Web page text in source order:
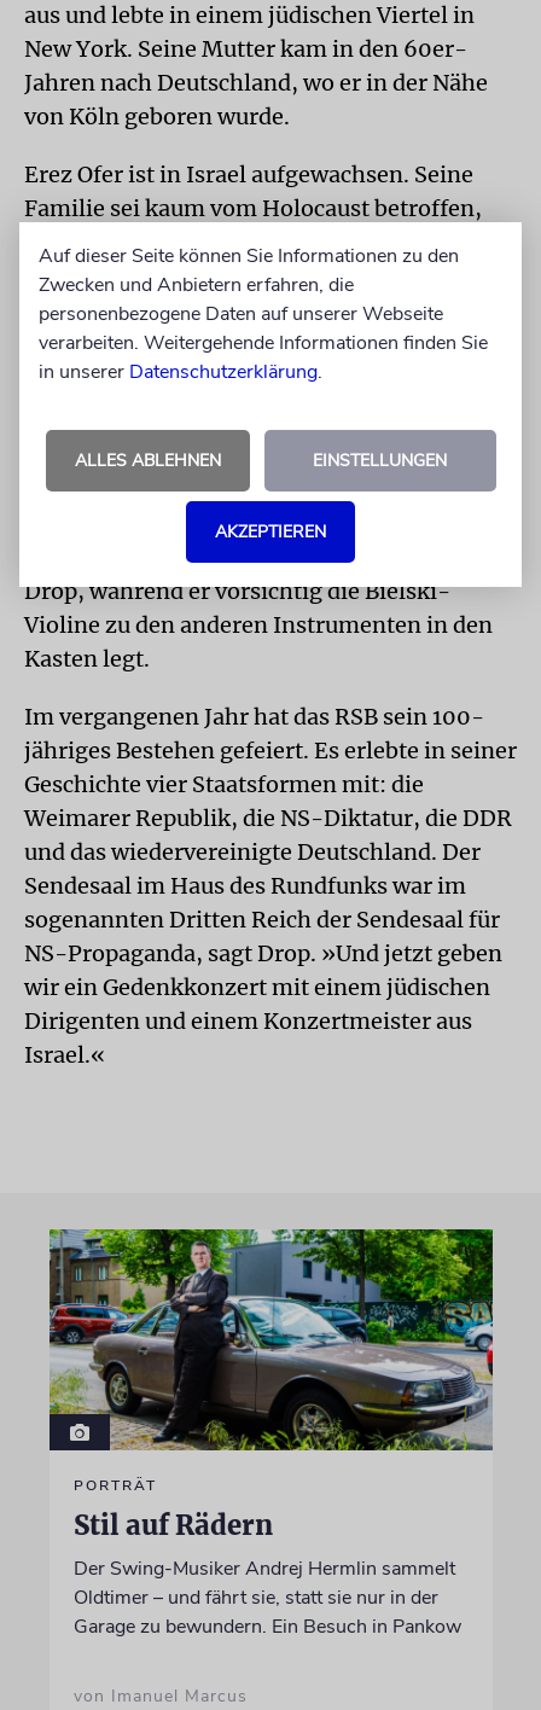
aus und lebte in einem jüdischen Viertel in
New York. Seine Mutter kam in den 60er-
Jahren nach Deutschland, wo er in der Nähe
von Köln geboren wurde.
Erez Ofer ist in Israel aufgewachsen. Seine
Familie sei kaum vom Holocaust betroffen,
sagt er. »Aber meine Geigenlehrerin, Ilona
Feher, hat das Konzentrationslager überlebt.
Ihre blau eintätowierte Nummer am Arm
konnte ich oft sehen.«
Die Musiker des RSB sind sich darin einig,
dass sie die Erinnerungskultur mit diesem
Konzert unterstützen. »Es erfüllt mich mit
Stolz, dieses Konzert mitzugestalten«, sagt
Drop, während er vorsichtig die Bielski-
Violine zu den anderen Instrumenten in den
Kasten legt.
Im vergangenen Jahr hat das RSB sein 100-
jähriges Bestehen gefeiert. Es erlebte in seiner
Geschichte vier Staatsformen mit: die
Weimarer Republik, die NS-Diktatur, die DDR
und das wiedervereinigte Deutschland. Der
Sendesaal im Haus des Rundfunks war im
sogenannten Dritten Reich der Sendesaal für
NS-Propaganda, sagt Drop. »Und jetzt geben
wir ein Gedenkkonzert mit einem jüdischen
Dirigenten und einem Konzertmeister aus
Israel.«
PORTRÄT
Stil auf Rädern
Der Swing-Musiker Andrej Hermlin sammelt
Oldtimer – und fährt sie, statt sie nur in der
Garage zu bewundern. Ein Besuch in Pankow
von Imanuel Marcus
Auf dieser Seite können Sie Informationen zu den
Zwecken und Anbietern erfahren, die
personenbezogene Daten auf unserer Webseite
verarbeiten. Weitergehende Informationen finden Sie
in unserer Datenschutzerklärung.
ALLES ABLEHNEN EINSTELLUNGEN
AKZEPTIEREN